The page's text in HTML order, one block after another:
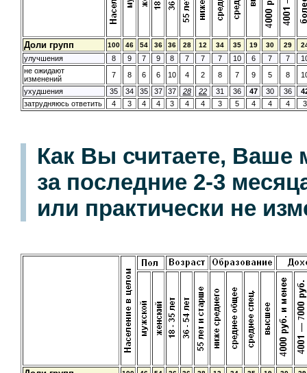
Доли групп 100 46 54 36 36 28 12 34 35 19 30 29
улучшения 8 9 7 9 8 7 7 7 10 6 7 7
не ожидают
изменений
7 8 6 6 10 4 2 8 7 9 5 8
ухудшения
35 34 35 37 37 28 22 31 36 47 30 36
затрудняюсь ответить
4 3 4 4 3 4 4 3 5 4 4 4 3
Как Вы считаете, Ваше
за последние 2-3
или практически не